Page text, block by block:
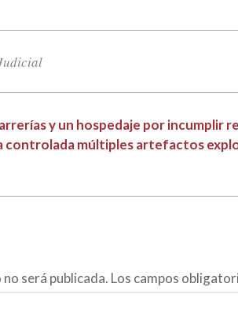
y un hospedaje por incumplir
controlada múltiples artefactos
será publicada. Los campos